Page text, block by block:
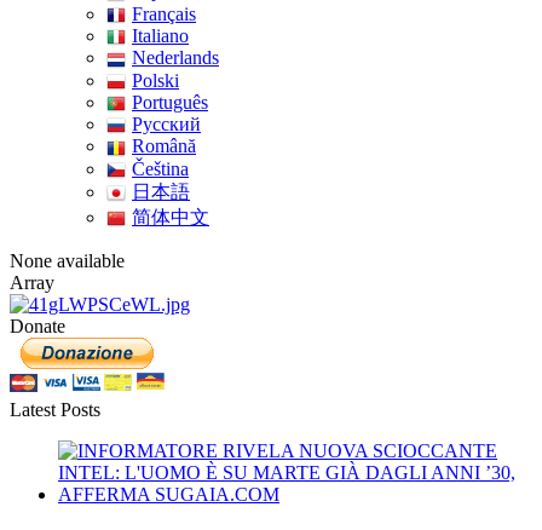
Français
Italiano
Nederlands
Polski
Português
Pусский
Română
Čeština
日本語
简体中文
None available
Array
Donate
Latest Posts